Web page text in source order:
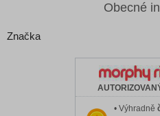
Obecné
Značka
• Výhradně